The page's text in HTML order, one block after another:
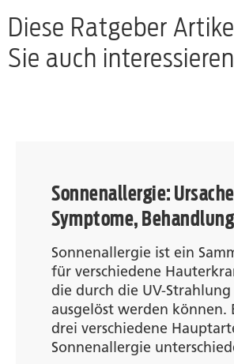
Diese Ratgeber
Sie auch interessieren
Sonnenallergie:
Symptome, Behandlung
Sonnenallergie ist ein
für verschiedene
die durch die UV-Strahlung
ausgelöst werden können.
drei verschiedene
Sonnenallergie